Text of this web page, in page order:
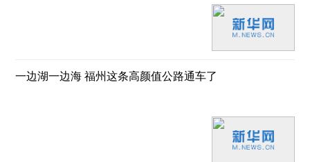
一边湖一边海 福州这条高颜值公路通车了